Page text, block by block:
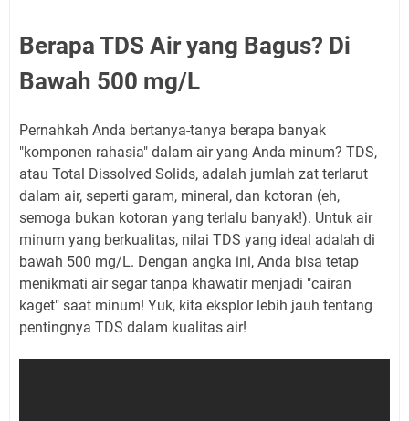
Berapa TDS Air yang Bagus? Di
Bawah 500 mg/L
Pernahkah Anda bertanya-tanya berapa banyak
"komponen rahasia" dalam air yang Anda minum? TDS,
atau Total Dissolved Solids, adalah jumlah zat terlarut
dalam air, seperti garam, mineral, dan kotoran (eh,
semoga bukan kotoran yang terlalu banyak!). Untuk air
minum yang berkualitas, nilai TDS yang ideal adalah di
bawah 500 mg/L. Dengan angka ini, Anda bisa tetap
menikmati air segar tanpa khawatir menjadi "cairan
kaget" saat minum! Yuk, kita eksplor lebih jauh tentang
pentingnya TDS dalam kualitas air!